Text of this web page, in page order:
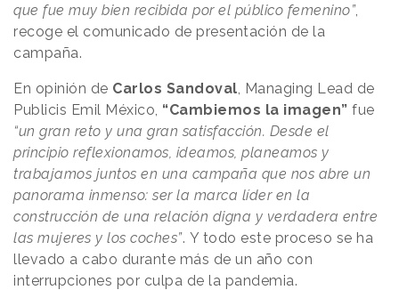
que fue muy bien recibida por el público femenino”,
recoge el comunicado de presentación de la
campaña.
En opinión de Carlos Sandoval, Managing Lead de
Publicis Emil México, “Cambiemos la imagen” fue
“un gran reto y una gran satisfacción. Desde el
principio reflexionamos, ideamos, planeamos y
trabajamos juntos en una campaña que nos abre un
panorama inmenso: ser la marca líder en la
construcción de una relación digna y verdadera entre
las mujeres y los coches”. Y todo este proceso se ha
llevado a cabo durante más de un año con
interrupciones por culpa de la pandemia.